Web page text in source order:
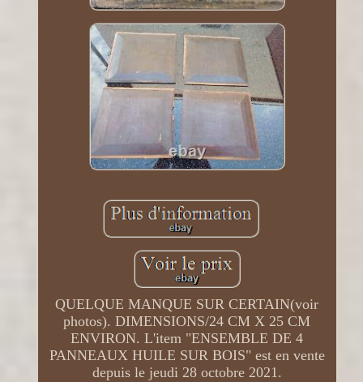
QUELQUE MANQUE SUR CERTAIN(voir
photos). DIMENSIONS/24 CM X 25 CM
ENVIRON. L'item "ENSEMBLE DE 4
PANNEAUX HUILE SUR BOIS" est en vente
depuis le jeudi 28 octobre 2021.